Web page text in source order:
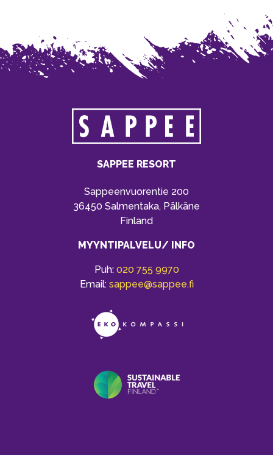
SAPPEE RESORT
Sappeenvuorentie 200
36450 Salmentaka, Pälkäne
Finland
MYYNTIPALVELU/ INFO
Puh: 020 755 9970
Email: sappee@sappee.fi